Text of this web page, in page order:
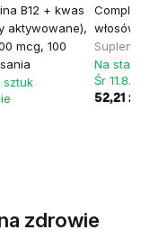
B12 + kwas
aktywowane),
mcg, 100
sztuk
Complex,
włosów,
Suplement
Na stanie
Śr 11.8. u
52,21 zł
zdrowie